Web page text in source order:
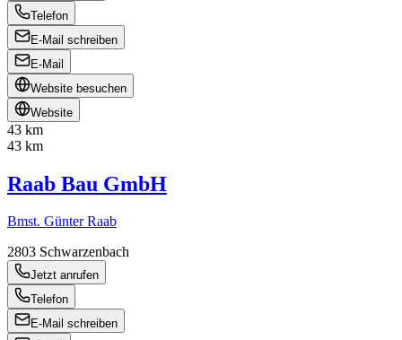
Telefon
E-Mail schreiben
E-Mail
Website besuchen
Website
43 km
43 km
Raab Bau GmbH
Bmst. Günter Raab
2803 Schwarzenbach
Jetzt anrufen
Telefon
E-Mail schreiben